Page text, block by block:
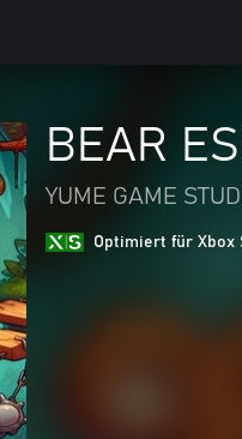
BEAR
YUME GAME
Optimiert für Xbox